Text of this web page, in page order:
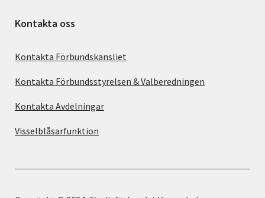
Kontakta oss
Kontakta Förbundskansliet
Kontakta Förbundsstyrelsen & Valberedningen
Kontakta Avdelningar
Visselblåsarfunktion